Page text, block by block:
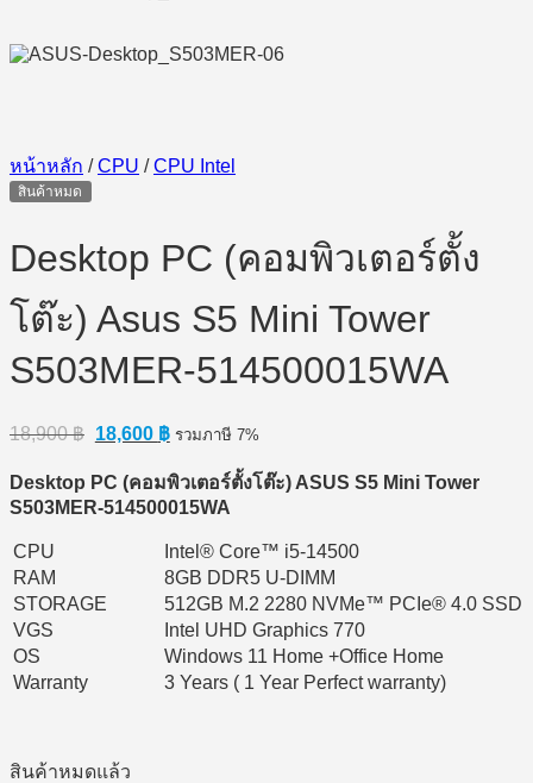
หน้าหลัก / CPU / CPU Intel
สินค้าหมด
Desktop PC (คอมพิวเตอร์ตั้ง
โต๊ะ) Asus S5 Mini Tower
S503MER-514500015WA
18,900฿ Original
price
was:
18,900 ฿.
18,600 ฿Current
price
is:
18,600 ฿.
รวมภาษี 7%
Desktop PC (คอมพิวเตอร์ตั้งโต๊ะ) ASUS S5 Mini Tower
S503MER-514500015WA
CPU
Intel® Core™ i5-14500
RAM
8GB DDR5 U-DIMM
STORAGE
512GB M.2 2280 NVMe™ PCIe® 4.0 SSD
VGS
Intel UHD Graphics 770
OS
Windows 11 Home +Office Home
Warranty
3 Years ( 1 Year Perfect warranty)
สินค้าหมดแล้ว